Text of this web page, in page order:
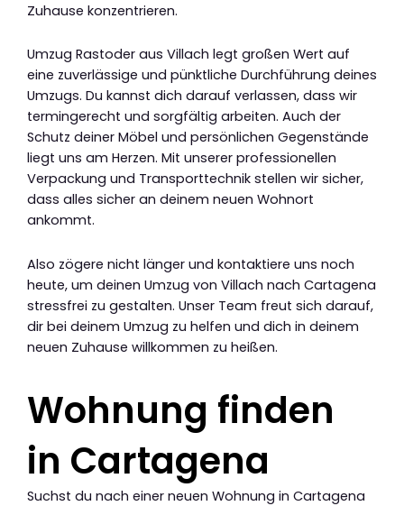
Zuhause konzentrieren.
Umzug Rastoder aus Villach legt großen Wert auf
eine zuverlässige und pünktliche Durchführung deines
Umzugs. Du kannst dich darauf verlassen, dass wir
termingerecht und sorgfältig arbeiten. Auch der
Schutz deiner Möbel und persönlichen Gegenstände
liegt uns am Herzen. Mit unserer professionellen
Verpackung und Transporttechnik stellen wir sicher,
dass alles sicher an deinem neuen Wohnort
ankommt.
Also zögere nicht länger und kontaktiere uns noch
heute, um deinen Umzug von Villach nach Cartagena
stressfrei zu gestalten. Unser Team freut sich darauf,
dir bei deinem Umzug zu helfen und dich in deinem
neuen Zuhause willkommen zu heißen.
Wohnung finden
in Cartagena
Suchst du nach einer neuen Wohnung in Cartagena